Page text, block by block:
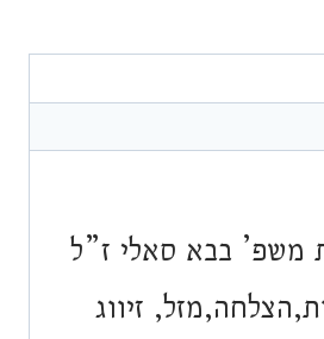
משפ’ בבא סאלי ז”ל
זיווג